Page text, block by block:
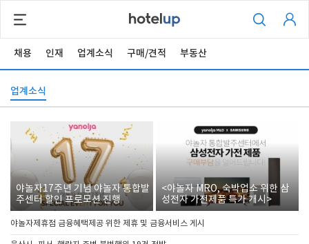
채용 인재 업계소식 구매/견적 부동산
업계소식
야놀자17주년 기념 야놀자 통합발
주센터 할인 프로모션 진행
<야놀자 MRO, 숙박업소 위한 삼
성전자 가전제품 특가 개시>
야놀자제휴점 금융혜택제공 위한 제휴 및 금융서비스 게시